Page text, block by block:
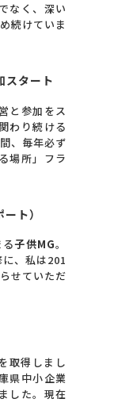
なく、深い
続けていま
スタート
と参加をス
わり続ける
、毎年必ず
場所」フラ
ト）
る子供MG。
、私は201
せていただ
取得しまし
県中小企業
した。現在